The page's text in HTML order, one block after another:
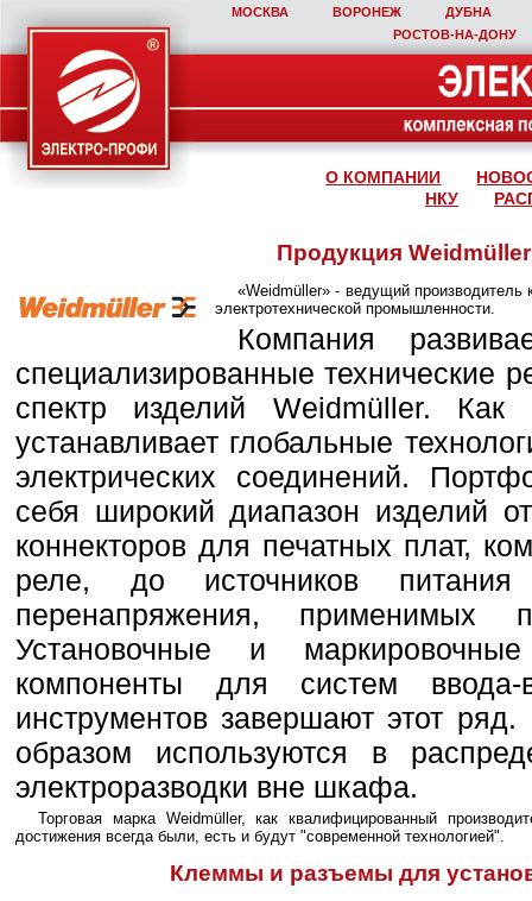
МОСКВА ВОРОНЕЖ
ДУБНА
РОСТОВ‑НА‑ДОНУ
О КОМПАНИИ
НКУ
Продукция
«Weidmüller» - ведущий производитель
электротехнической промышленности.
Компания
специализированные
спектр изделий Weidmüller. Как
устанавливает глобальные
электрических соединений.
себя широкий диапазон изделий
коннекторов для печатных плат,
реле, до источников
перенапряжения, применимых
Установочные и
компоненты для систем
инструментов завершают этот
образом используются в
электроразводки вне шкафа.
Торговая марка Weidmüller, как квалифицированный
достижения всегда были, есть и будут "современной технологией".
Клеммы и разъемы для